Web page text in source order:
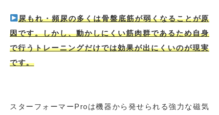
尿もれ・頻尿の多くは骨盤底筋が弱くなることが原
因です。しかし、動かしにくい筋肉群であるため自身
で行うトレーニングだけでは効果が出にくいのが現実
です。
スターフォーマーProは機器から発せられる強力な磁気